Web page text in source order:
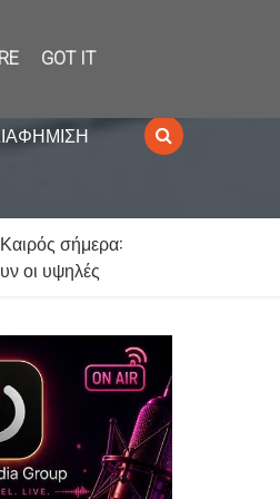
Παραίτηση
από το Δ.Σ. –
GOT IT